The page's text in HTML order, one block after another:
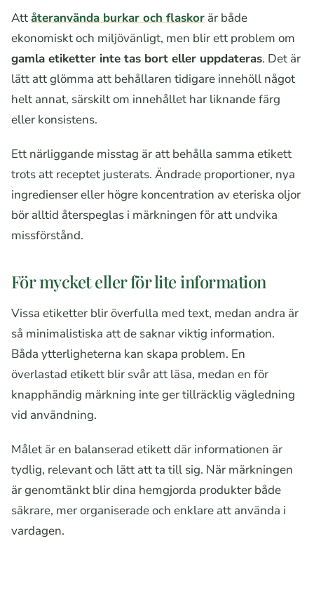
Attåteranvända burkar och flaskor är både
ekonomiskt och miljövänligt, men blir ett problem om
gamla etiketter inte tas bort eller uppdateras. Det är
lätt att glömma att behållaren tidigare innehöll något
helt annat, särskilt om innehållet har liknande färg
eller konsistens.
Ett närliggande misstag är att behålla samma etikett
trots att receptet justerats. Ändrade proportioner, nya
ingredienser eller högre koncentration av eteriska oljor
bör alltid återspeglas i märkningen för att undvika
missförstånd.
För mycket eller för lite information
Vissa etiketter blir överfulla med text, medan andra är
så minimalistiska att de saknar viktig information.
Båda ytterligheterna kan skapa problem. En
överlastad etikett blir svår att läsa, medan en för
knapphändig märkning inte ger tillräcklig vägledning
vid användning.
Målet är en balanserad etikett där informationen är
tydlig, relevant och lätt att ta till sig. När märkningen
är genomtänkt blir dina hemgjorda produkter både
säkrare, mer organiserade och enklare att använda i
vardagen.